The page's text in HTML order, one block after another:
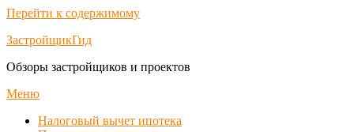
Перейти к содержимому
ЗастройщикГид
Обзоры застройщиков и проектов
Меню
Налоговый вычет ипотека